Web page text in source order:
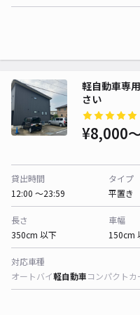
軽自動車専
さい
¥8,000
貸出時間
12:00 〜23:59
タイプ
平置き
長さ
350cm 以下
車幅
150cm
対応車種
オートバイ軽自動車コンパクトカ